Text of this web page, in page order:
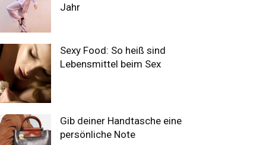
Jahr
Sexy Food: So heiß sind
Lebensmittel beim Sex
Gib deiner Handtasche eine
persönliche Note